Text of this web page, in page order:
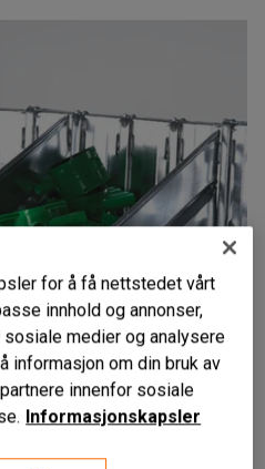
Liknende produkter
for å få nettstedet vårt
innhold og annonser,
medier og analysere
informasjon om din bruk av
innenfor sosiale
Informasjonskapsler